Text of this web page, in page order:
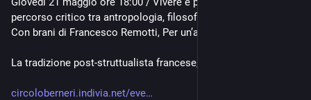
percorso critico tra antropologia, filosofia e letteratura.
Con brani di Francesco Remotti, Per un’antropologia inattuale
La tradizione post-struttualista francese, e anche la sua r
circoloberneri.indivia.net/eve